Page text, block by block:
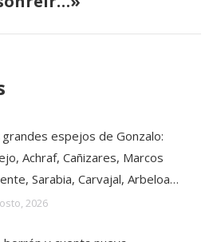
grandes espejos de Gonzalo:
Achraf, Cañizares, Marcos
Sarabia, Carvajal, Arbeloa…
2026